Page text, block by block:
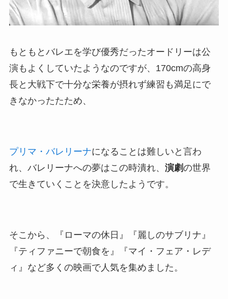
もともとバレエを学び優秀だったオードリーは公
演もよくしていたようなのですが、170cmの高身
長と大戦下で十分な栄養が摂れず練習も満足にで
きなかったたため、
プリマ・バレリーナになることは難しいと言わ
れ、バレリーナへの夢はこの時潰れ、 演劇の世界
で生きていくことを決意したようです。
そこから、『ローマの休日』『麗しのサブリナ』
『ティファニーで朝食を』『マイ・フェア・レデ
ィ』など多くの映画で人気を集めました。